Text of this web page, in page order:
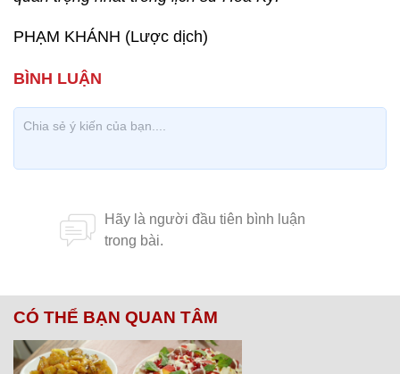
PHẠM KHÁNH (Lược dịch)
CÓ THỂ BẠN QUAN TÂM